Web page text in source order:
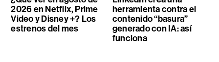
2026 en Netflix, Prime
Video y Disney +? Los
estrenos del mes
herramienta contra el
contenido “basura”
generado con IA: así
funciona